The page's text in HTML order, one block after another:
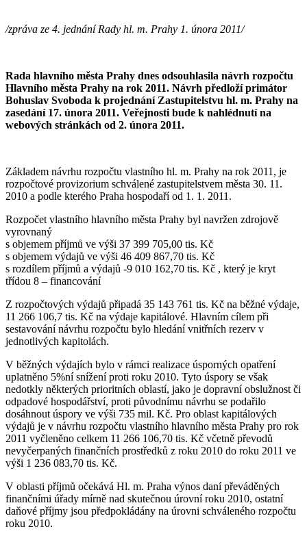
/zpráva ze 4. jednání Rady hl. m. Prahy 1. února 2011/
Rada hlavního města Prahy dnes odsouhlasila návrh rozpočtu
Hlavního města Prahy na rok 2011. Návrh předloží primátor
Bohuslav Svoboda k projednání Zastupitelstvu hl. m. Prahy na
zasedání 17. února 2011. Veřejnosti bude k nahlédnutí na
webových stránkách od 2. února 2011.
Základem návrhu rozpočtu vlastního hl. m. Prahy na rok 2011, je
rozpočtové provizorium schválené zastupitelstvem města 30. 11.
2010 a podle kterého Praha hospodaří od 1. 1. 2011.
Rozpočet vlastního hlavního města Prahy byl navržen zdrojově
vyrovnaný
s objemem příjmů ve výši 37 399 705,00 tis. Kč
s objemem výdajů ve výši 46 409 867,70 tis. Kč
s rozdílem příjmů a výdajů -9 010 162,70 tis. Kč , který je kryt
třídou 8 – financování
Z rozpočtových výdajů připadá 35 143 761 tis. Kč na běžné výdaje,
11 266 106,7 tis. Kč na výdaje kapitálové. Hlavním cílem při
sestavování návrhu rozpočtu bylo hledání vnitřních rezerv v
jednotlivých kapitolách.
V běžných výdajích bylo v rámci realizace úsporných opatření
uplatněno 5%ní snížení proti roku 2010. Tyto úspory se však
nedotkly některých prioritních oblastí, jako je dopravní obslužnost či
odpadové hospodářství, proti původnímu návrhu se podařilo
dosáhnout úspory ve výši 735 mil. Kč. Pro oblast kapitálových
výdajů je v návrhu rozpočtu vlastního hlavního města Prahy pro rok
2011 vyčleněno celkem 11 266 106,70 tis. Kč včetně převodů
nevyčerpaných finančních prostředků z roku 2010 do roku 2011 ve
výši 1 236 083,70 tis. Kč.
V oblasti příjmů očekává Hl. m. Praha výnos daní převáděných
finančními úřady mírně nad skutečnou úrovní roku 2010, ostatní
daňové příjmy jsou předpokládány na úrovni schváleného rozpočtu
roku 2010.